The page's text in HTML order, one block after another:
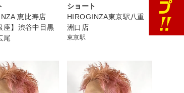
恵比寿店
座】渋谷中目黒
尾
ショート
HIROGINZA東京駅八重
洲口店
東京駅